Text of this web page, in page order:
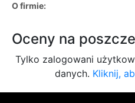
O firmie:
Oceny na
Tylko zalogowani
danych. Kliknij,